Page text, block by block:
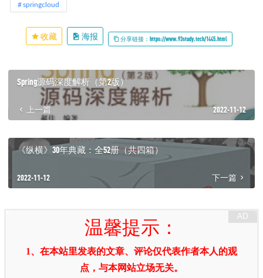
springcloud
收藏 海报 分享链接：https://www.93study.tech/1445.html
Spring源码深度解析（第2版）
上一篇 2022-11-12
《纵横》30年典藏：全52册（共四箱）
2022-11-12 下一篇
温馨提示：
1、在本站里发表的文章、评论仅代表作者本人的观
点，与本网站立场无关。